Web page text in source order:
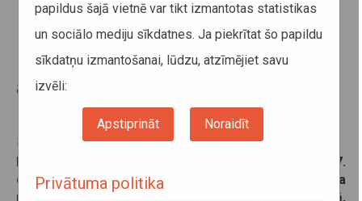
Uz Tilta ielas dzelzceļa
pārbrauktuves remontdarbu laiku
Rīgā, Sarkandaugavā netiks
apkalpota pietura "Muzejs
Dauderi"
25. oktobris 2023
No šī gada 25. oktobra plkst. 17.00 līdz 27.
oktobra plkst. 18.00 uz Tilta ielas dzelzceļa
pārbrauktuves remontdarbu laiku Rīgā,
papildus šajā vietnē var tikt izmantotas statistikas
un sociālo mediju sīkdatnes. Ja piekrītat šo papildu
sīkdatņu izmantošanai, lūdzu, atzīmējiet savu
izvēli:
Apstiprināt Noraidīt
Privātuma politika